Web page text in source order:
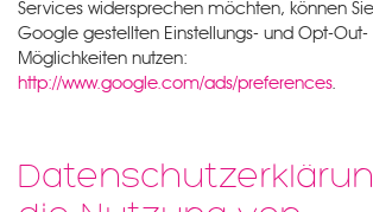
Services widersprechen möchten, können
Google gestellten Einstellungs- und Opt-Out-
Möglichkeiten nutzen:
http://www.google.com/ads/preferences.